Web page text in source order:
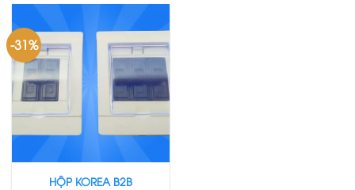
-31%
HỘP KOREA B2B